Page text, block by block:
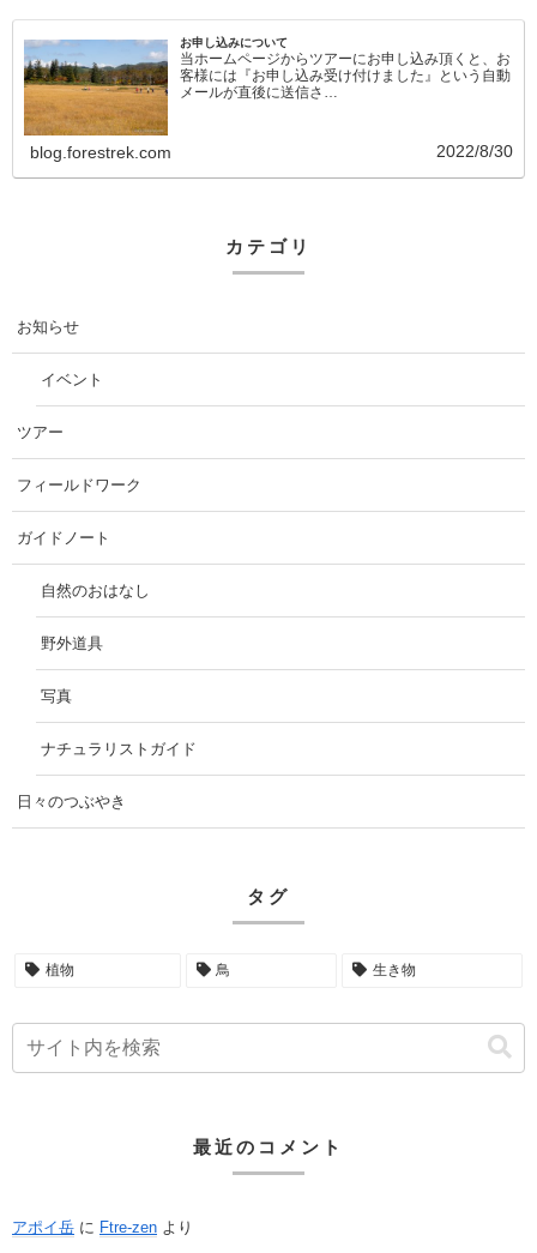
お申し込みについて
当ホームページからツアーにお申し込み頂くと、お
客様には『お申し込み受け付けました』という自動
メールが直後に送信さ…
blog.forestrek.com 2022/8/30
カテゴリ
お知らせ
イベント
ツアー
フィールドワーク
ガイドノート
自然のおはなし
野外道具
写真
ナチュラリストガイド
日々のつぶやき
タグ
植物 鳥 生き物
最近のコメント
アポイ岳 に Ftre-zen より